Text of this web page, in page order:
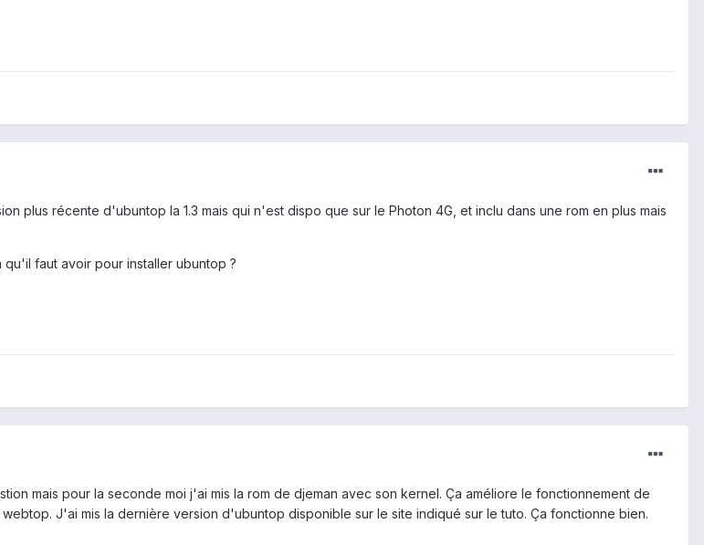
plus récente d'ubuntop la 1.3 mais qui n'est dispo que sur le Photon 4G, et inclu dans une rom en plus mais
faut avoir pour installer ubuntop ?
mais pour la seconde moi j'ai mis la rom de djeman avec son kernel. Ça améliore le fonctionnement de
J'ai mis la dernière version d'ubuntop disponible sur le site indiqué sur le tuto. Ça fonctionne bien.